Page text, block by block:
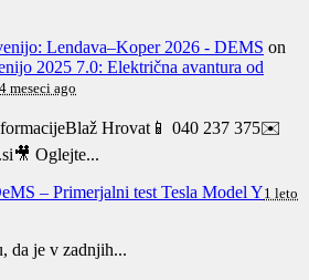
Lendava–Koper 2026 - DEMS on
2025 7.0: Električna avantura od
4 meseci ago
Hrovat📱 040 237 375✉️
Oglejte...
– Primerjalni test Tesla Model Y1 leto
da je v zadnjih...